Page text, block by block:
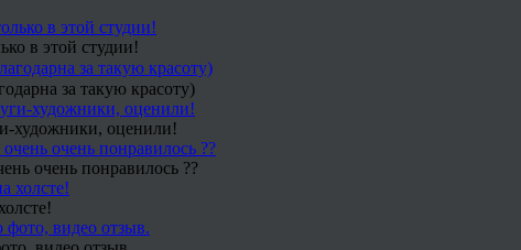
в этой студии!
за такую красоту)
художники, оценили!
очень понравилось ??